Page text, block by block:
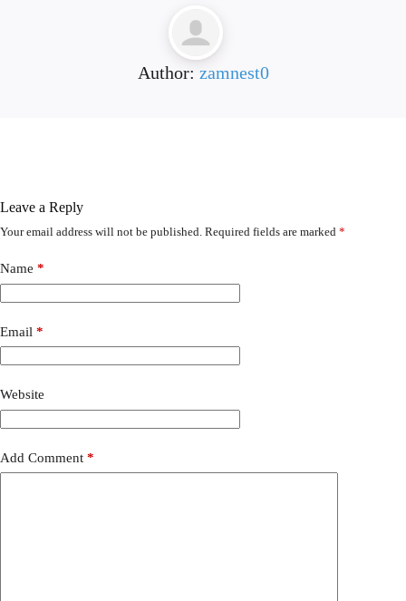
Author: zamnest0
Leave a Reply
Your email address will not be published. Required fields are marked *
Name *
Email *
Website
Add Comment *